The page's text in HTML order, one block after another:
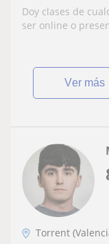
Doy clases de
ser online o
ver más
Torrent